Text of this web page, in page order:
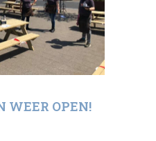
WEER OPEN!